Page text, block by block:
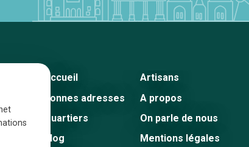
Accueil
Bonnes adresses
Quartiers
Blog
Artisans
A propos
On parle de nous
Mentions légales